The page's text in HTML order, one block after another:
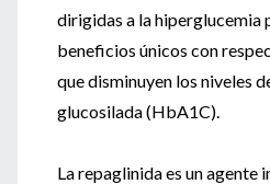
dirigidas a la hiperglucemia
beneficios únicos con
que disminuyen los niveles
glucosilada (HbA1C).
La repaglinida es un agente